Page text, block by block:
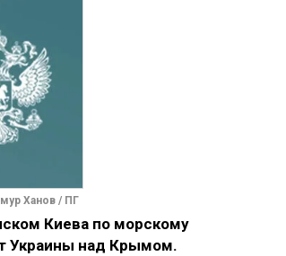
Ханов / ПГ
Киева по морскому
Украины над Крымом.